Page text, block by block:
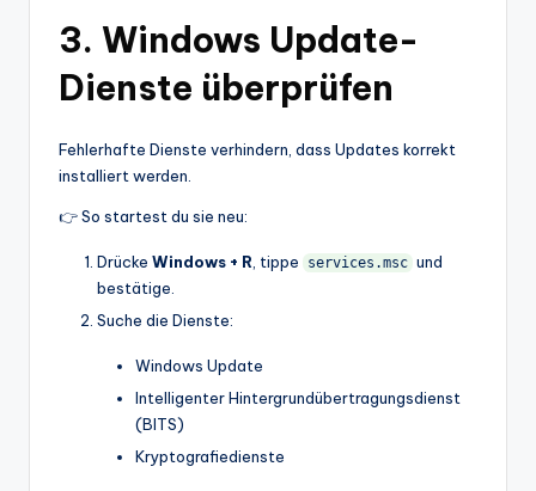
3. Windows Update-
Dienste überprüfen
Fehlerhafte Dienste verhindern, dass Updates korrekt
installiert werden.
👉 So startest du sie neu:
Drücke Windows + R , tippe services.msc und
bestätige.
Suche die Dienste:
Windows Update
Intelligenter Hintergrundübertragungsdienst
(BITS)
Kryptografiedienste